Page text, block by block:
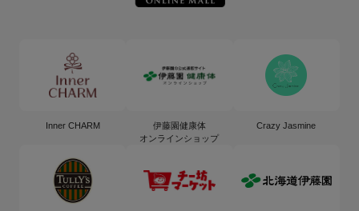
Inner CHARM
伊藤園健康体
オンラインショップ
Crazy Jasmine